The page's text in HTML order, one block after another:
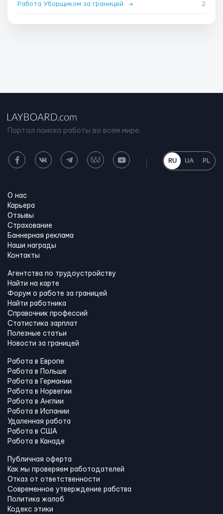
Работа Уборщиком за границей → 2
Портал поиска работы во всем мире.
RU UA PL
О нас
Карьера
Отзывы
Страхование
Баннерная реклама
Наши награды
Контакты
Агентства по трудоустройству
Найти на карте
Форум о работе за границей
Найти работника
Справочник профессий
Статистика зарплат
Полезные статьи
Новости за границей
Работа в Европе
Работа в Польше
Работа в Германии
Работа в Норвегии
Работа в Англии
Работа в Испании
Удаленная работа
Работа в США
Работа в Канадe
Публичная оферта
Как мы проверяем работодателей
Отказ от ответственности
Современное утверждение рабства
Политика жалоб
Кодекс этики